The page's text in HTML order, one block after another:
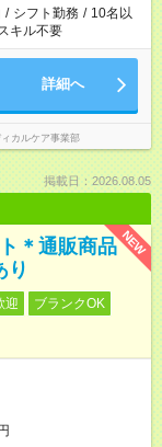
/ シフト勤務 / 10名以
キル不要
詳細へ
カルケア事業部
掲載日：2026.08.05
NEW
＊通販商品
り
迎
ブランクOK